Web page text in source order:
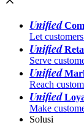
Unified
Let
Unified
Serve
Unified
Reach
Unified
Make
Solusi